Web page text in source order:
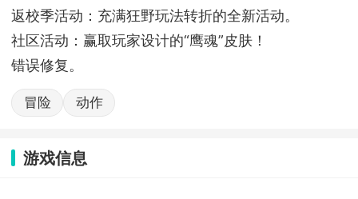
返校季活动：充满狂野玩法转折的全新活动。
社区活动：赢取玩家设计的“鹰魂”皮肤！
错误修复。
冒险 动作
游戏信息